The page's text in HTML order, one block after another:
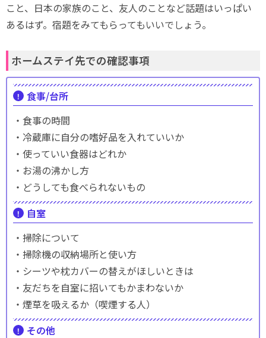
こと、日本の家族のこと、友人のことなど話題はいっぱい
あるはず。宿題をみてもらってもいいでしょう。
ホームステイ先での確認事項
食事/台所
・食事の時間
・冷蔵庫に自分の嗜好品を入れていいか
・使っていい食器はどれか
・お湯の沸かし方
・どうしても食べられないもの
自室
・掃除について
・掃除機の収納場所と使い方
・シーツや枕カバーの替えがほしいときは
・友だちを自室に招いてもかまわないか
・煙草を吸えるか（喫煙する人）
その他